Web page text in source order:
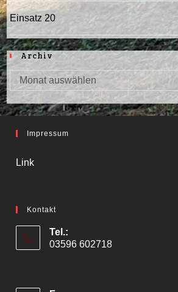
Einsatz 20
Archiv
Archiv
Monat auswählen
Impressum
Link
Kontakt
Tel.:
03596 602718